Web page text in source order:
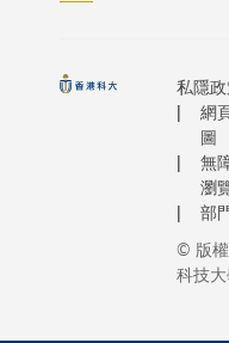
私隱
網
圖
無
瀏
部
© 版
科技